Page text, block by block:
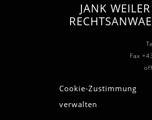
Cookie-Zustimmung
verwalten
JANK
Fax